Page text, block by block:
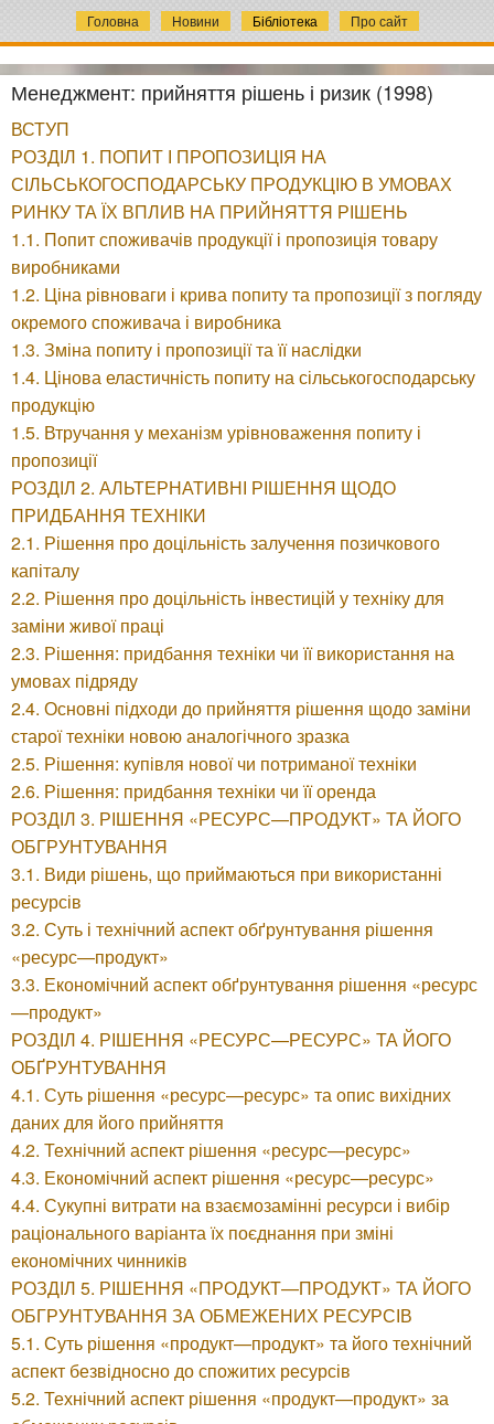
Головна Новини Бібліотека Про сайт
Менеджмент: прийняття рішень і ризик (1998)
ВСТУП
РОЗДІЛ 1. ПОПИТ І ПРОПОЗИЦІЯ НА
СІЛЬСЬКОГОСПОДАРСЬКУ ПРОДУКЦІЮ В УМОВАХ
РИНКУ ТА ЇХ ВПЛИВ НА ПРИЙНЯТТЯ РІШЕНЬ
1.1. Попит споживачів продукції і пропозиція товару
виробниками
1.2. Ціна рівноваги і крива попиту та пропозиції з погляду
окремого споживача і виробника
1.3. Зміна попиту і пропозиції та її наслідки
1.4. Цінова еластичність попиту на сільськогосподарську
продукцію
1.5. Втручання у механізм урівноваження попиту і
пропозиції
РОЗДІЛ 2. АЛЬТЕРНАТИВНІ РІШЕННЯ ЩОДО
ПРИДБАННЯ ТЕХНІКИ
2.1. Рішення про доцільність залучення позичкового
капіталу
2.2. Рішення про доцільність інвестицій у техніку для
заміни живої праці
2.3. Рішення: придбання техніки чи її використання на
умовах підряду
2.4. Основні підходи до прийняття рішення щодо заміни
старої техніки новою аналогічного зразка
2.5. Рішення: купівля нової чи потриманої техніки
2.6. Рішення: придбання техніки чи її оренда
РОЗДІЛ 3. РІШЕННЯ «РЕСУРС—ПРОДУКТ» ТА ЙОГО
ОБГРУНТУВАННЯ
3.1. Види рішень, що приймаються при використанні
ресурсів
3.2. Суть і технічний аспект обґрунтування рішення
«ресурс—продукт»
3.3. Економічний аспект обґрунтування рішення «ресурс
—продукт»
РОЗДІЛ 4. РІШЕННЯ «РЕСУРС—РЕСУРС» ТА ЙОГО
ОБҐРУНТУВАННЯ
4.1. Суть рішення «ресурс—ресурс» та опис вихідних
даних для його прийняття
4.2. Технічний аспект рішення «ресурс—ресурс»
4.3. Економічний аспект рішення «ресурс—ресурс»
4.4. Сукупні витрати на взаємозамінні ресурси і вибір
раціонального варіанта їх поєднання при зміні
економічних чинників
РОЗДІЛ 5. РІШЕННЯ «ПРОДУКТ—ПРОДУКТ» ТА ЙОГО
ОБГРУНТУВАННЯ ЗА ОБМЕЖЕНИХ РЕСУРСІВ
5.1. Суть рішення «продукт—продукт» та його технічний
аспект безвідносно до спожитих ресурсів
5.2. Технічний аспект рішення «продукт—продукт» за